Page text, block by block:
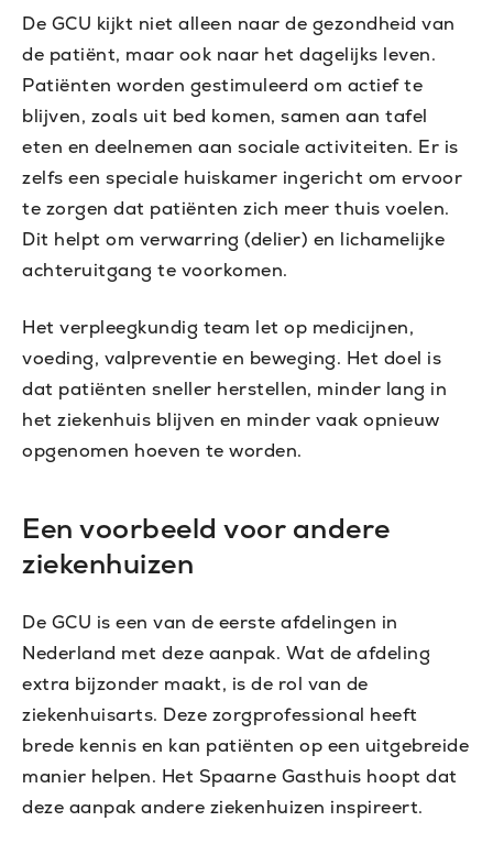
De GCU kijkt niet alleen naar de gezondheid van
de patiënt, maar ook naar het dagelijks leven.
Patiënten worden gestimuleerd om actief te
blijven, zoals uit bed komen, samen aan tafel
eten en deelnemen aan sociale activiteiten. Er is
zelfs een speciale huiskamer ingericht om ervoor
te zorgen dat patiënten zich meer thuis voelen.
Dit helpt om verwarring (delier) en lichamelijke
achteruitgang te voorkomen.
Het verpleegkundig team let op medicijnen,
voeding, valpreventie en beweging. Het doel is
dat patiënten sneller herstellen, minder lang in
het ziekenhuis blijven en minder vaak opnieuw
opgenomen hoeven te worden.
Een voorbeeld voor andere
ziekenhuizen
De GCU is een van de eerste afdelingen in
Nederland met deze aanpak. Wat de afdeling
extra bijzonder maakt, is de rol van de
ziekenhuisarts. Deze zorgprofessional heeft
brede kennis en kan patiënten op een uitgebreide
manier helpen. Het Spaarne Gasthuis hoopt dat
deze aanpak andere ziekenhuizen inspireert.